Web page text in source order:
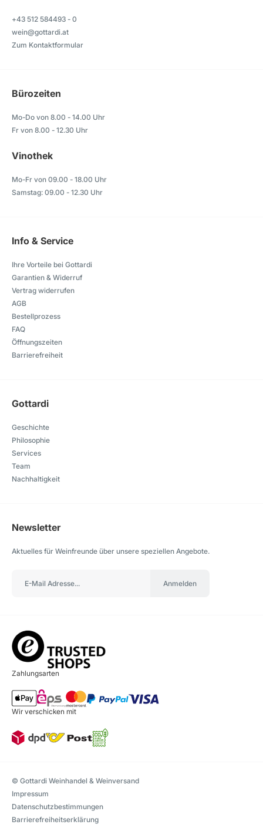
+43 512 584493 - 0
wein@gottardi.at
Zum Kontaktformular
Bürozeiten
Mo-Do von 8.00 - 14.00 Uhr
Fr von 8.00 - 12.30 Uhr
Vinothek
Mo-Fr von 09.00 - 18.00 Uhr
Samstag: 09.00 - 12.30 Uhr
Info & Service
Ihre Vorteile bei Gottardi
Garantien & Widerruf
Vertrag widerrufen
AGB
Bestellprozess
FAQ
Öffnungszeiten
Barrierefreiheit
Gottardi
Geschichte
Philosophie
Services
Team
Nachhaltigkeit
Newsletter
Aktuelles für Weinfreunde über unsere speziellen Angebote.
Anmelden
Zahlungsarten
Wir verschicken mit
© Gottardi Weinhandel & Weinversand
Impressum
Datenschutzbestimmungen
Barrierefreiheitserklärung